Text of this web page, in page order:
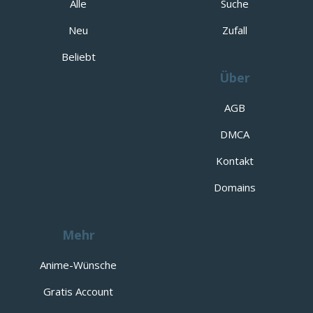
Alle
Neu
Beliebt
Suche
Zufall
Über
AGB
DMCA
Kontakt
Domains
Mehr
Anime-Wünsche
Gratis Account